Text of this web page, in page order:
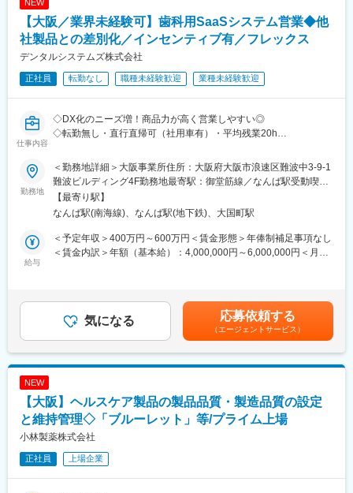
変更の範囲：会社の定める業務
やサポート
＜マネジメント＞
・業務指示：アルバイト職員や利用者様への業務指示と進行管理
＼＼1日の流れ／／
・9:00～ 顧客メール対応、営業メンバーとのMTG、アルバイトス
・10:00～ 朝礼、実働案件進行、利用者様フォロー
・12:00～ お昼休憩
・13:00～ 実働案件進行、その他営業業務
・15:00 ※利用者様退勤
・18:00 退勤
年齢層は20代～40代までと幅広く、多彩なバックグラウンドを持
つメンバーが活躍中！
く、社内コミュニケーションが活発な環境です。
・チームリーダーや進行管理など、部分的にでもマネジメントに
関わった経験がある方は自己成長が可能
・プレイヤーから、次は"人を通じて成果を出す"側に徹底できる
変更の範囲：会社の定める業務
NEW
【大阪／業界未経験可】歯科用SaaSシステム営業◆他
社製品との差別化／インセンティブ有／フレックス
デンタルシステムズ株式会社
正社員 転勤なし 職種未経験歓迎 業種未経験歓迎
仕事内容
◇DX化のニーズ増！商品力が高く営業しやすい◎
◇転勤無し・直行直帰可（社用車有）・平均残業20h
す。
当社は歯科医院向けのITソリューションを提供しています。
主力製品は、歯科用レセプトコンピューター（レセコン）です。
<レセコンとは？>
歯科医院が国（保険者）へ、保険請求を行うための業務を効率化
するシステムです。医院の収入の柱となっており、IT化による業
歯科医院様向けに自社開発システム「POWER5G」の提案営業を
お任せします。
へつなげます。
・クラウドシステム導入による業務効率化に関心を寄せる医院様
が多いです。
■取り扱う商材「POWER5G」とは：
勤務地
＜勤務地詳細＞大阪事業所住所：大阪府大阪市浪速区難波中3-9-1
難波ビルディング4F勤務地最寄駅：御堂筋線／なんば駅受動喫煙
対策：屋内全面禁煙変更の範囲：会社の定める事業所
【最寄り駅】
なんば駅(南海線)、なんば駅(地下鉄)、大国町駅
給与
＜予定年収＞400万円～600万円＜賃金形態＞年俸制補足事項なし
＜賃金内訳＞年額（基本給）：4,000,000円～6,000,000円＜月額
てインセンティブを支給。（詳しくは職務内容欄の下部をご覧く
ださい）賃金はあくまでも目安の金額であり、選考を通じて上下
する可能性があります。月給(月額)は固定手当を含めた表記です。
気になる 応募依頼する
（エージェントサービス）
NEW
【大阪】ヘルスケア製品の製品品質・製造品質の設定
と維持管理◇「ブルーレット」等/プライム上場
小林製薬株式会社
正社員 上場企業